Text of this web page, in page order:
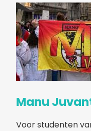
Manu
Voor studenten